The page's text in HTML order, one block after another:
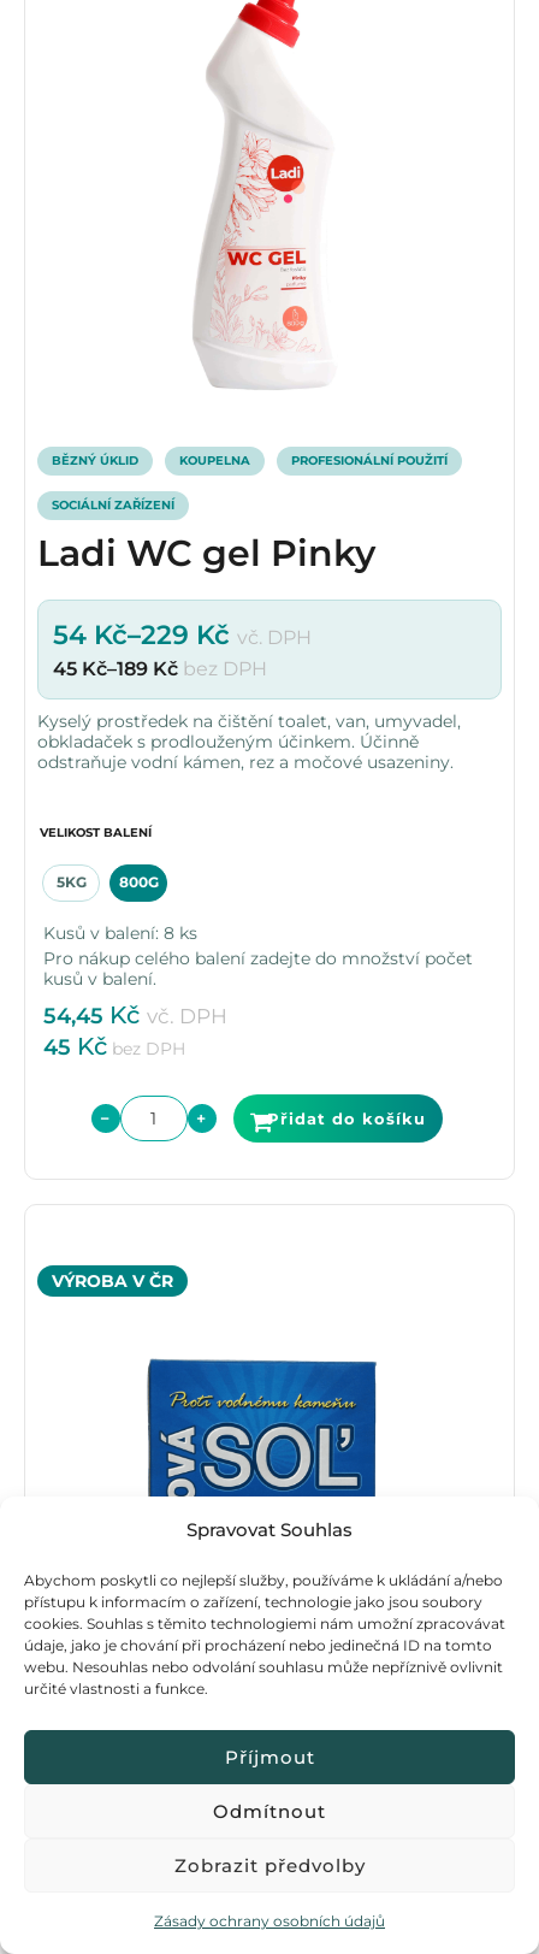
Spravovat Souhlas
Abychom poskytli co nejlepší služby, používáme k ukládání a/nebo
přístupu k informacím o zařízení, technologie jako jsou soubory
cookies. Souhlas s těmito technologiemi nám umožní zpracovávat
údaje, jako je chování při procházení nebo jedinečná ID na tomto
webu. Nesouhlas nebo odvolání souhlasu může nepříznivě ovlivnit
určité vlastnosti a funkce.
Příjmout
Odmítnout
Zobrazit předvolby
Zásady ochrany osobních údajů
BĚZNÝ ÚKLID KOUPELNA PROFESIONÁLNÍ POUŽITÍ
SOCIÁLNÍ ZAŘÍZENÍ
Ladi WC gel Pinky
54 Kč–229 Kč vč. DPH
45 Kč–189 Kč bez DPH
Kyselý prostředek na čištění toalet, van, umyvadel,
obkladaček s prodlouženým účinkem. Účinně
odstraňuje vodní kámen, rez a močové usazeniny.
VELIKOST BALENÍ
5KG 800G
Kusů v balení: 8 ks
Pro nákup celého balení zadejte do množství počet
kusů v balení.
54,45 Kč vč. DPH
45 Kč bez DPH
− + Přidat do košíku
VÝROBA V ČR
PROFESIONÁLNÍ POUŽITÍ
Tabletová sůl Antical
384Kč vč. DPH